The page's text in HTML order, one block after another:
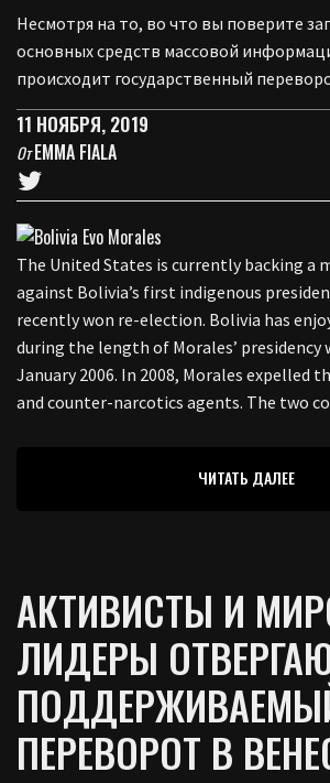
Несмотря на то, во что вы поверите
основных средств массовой
происходит государственный
11 НОЯБРЯ, 2019
ОтEMMA FIALA
The United States is currently backing a
against Bolivia’s first indigenous
recently won re-election. Bolivia has
during the length of Morales’ presidency
January 2006. In 2008, Morales expelled
and counter-narcotics agents. The two
ЧИТАТЬ ДАЛЕЕ
АКТИВИСТЫ И
ЛИДЕРЫ
ПЕРЕВОРОТ В